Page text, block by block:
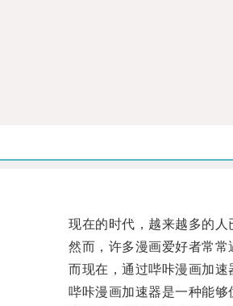
现在的时代，越来越多的人
然而，许多漫画爱好者常常遇
而现在，通过哔咔漫画加速
哔咔漫画加速器是一种能够